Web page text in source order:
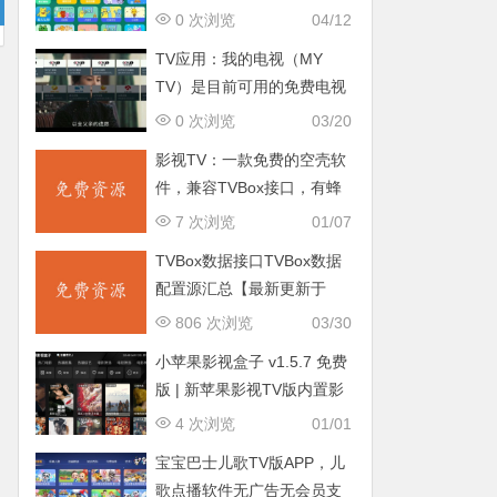
告无会员
04/12
0 次浏览
TV应用：我的电视（MY
TV）是目前可用的免费电视
直播软件
03/20
0 次浏览
影视TV：一款免费的空壳软
件，兼容TVBox接口，有蜂
蜜版，OK影视标准版，OK
01/07
7 次浏览
TVBox数据接口TVBox数据
配置源汇总【最新更新于
2026-6-26】
03/30
806 次浏览
小苹果影视盒子 v1.5.7 免费
版 | 新苹果影视TV版内置影
视直播源
01/01
4 次浏览
宝宝巴士儿歌TV版APP，儿
歌点播软件无广告无会员支